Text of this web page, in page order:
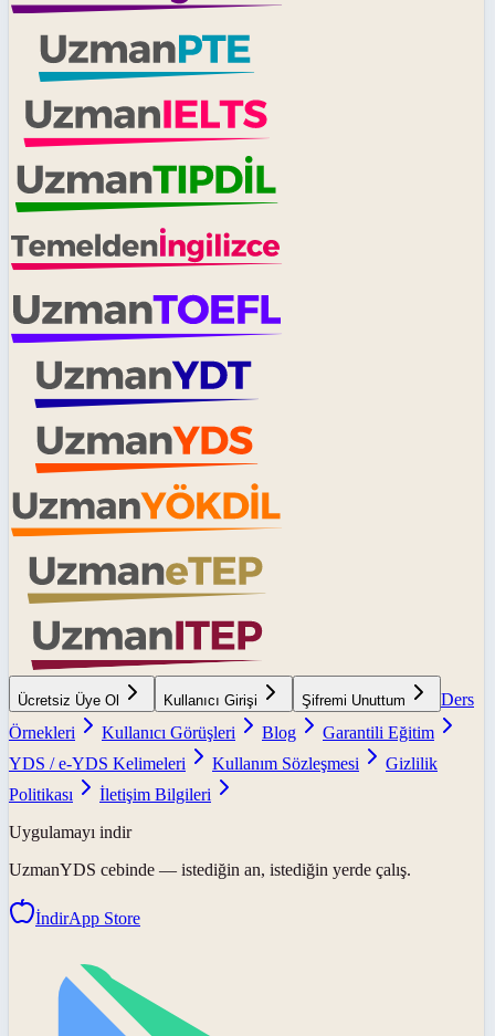
Ücretsiz Üye Ol Kullanıcı Girişi Şifremi Unuttum
Ders
Örnekleri
Kullanıcı Görüşleri Blog
Garantili Eğitim
YDS / e-YDS Kelimeleri
Kullanım Sözleşmesi
Gizlilik
Politikası
İletişim Bilgileri
Uygulamayı indir
UzmanYDS cebinde — istediğin an, istediğin yerde çalış.
İndirApp Store